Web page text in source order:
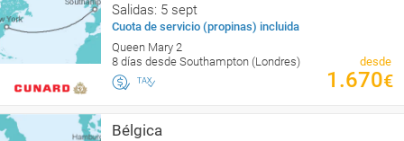
Salidas: 5 sept
Cuota de servicio (propinas) incluida
Queen Mary 2
8 días desde Southampton (Londres)
desde
1.670€
Bélgica